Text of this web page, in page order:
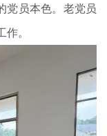
党员本色。老党员
。